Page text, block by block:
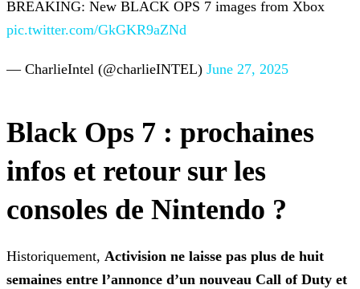
BREAKING: New BLACK OPS 7 images from Xbox
pic.twitter.com/GkGKR9aZNd
— CharlieIntel (@charlieINTEL) June 27, 2025
Black Ops 7 : prochaines
infos et retour sur les
consoles de Nintendo ?
Historiquement, Activision ne laisse pas plus de huit
semaines entre l’annonce d’un nouveau Call of Duty et